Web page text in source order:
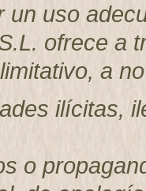
un uso
ofrece a
a
ilícitas,
o